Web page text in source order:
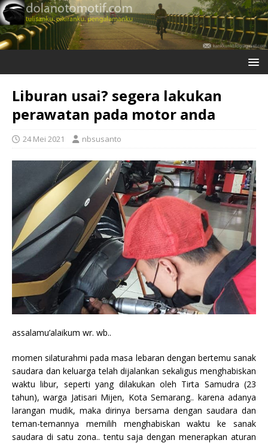
Liburan usai? segera lakukan
perawatan pada motor anda
24 Mei 2021 nbsusanto
assalamu’alaikum wr. wb..
momen silaturahmi pada masa lebaran dengan bertemu sanak
saudara dan keluarga telah dijalankan sekaligus menghabiskan
waktu libur, seperti yang dilakukan oleh Tirta Samudra (23
tahun), warga Jatisari Mijen, Kota Semarang.. karena adanya
larangan mudik, maka dirinya bersama dengan saudara dan
teman-temannya memilih menghabiskan waktu ke sanak
saudara di satu zona.. tentu saja dengan menerapkan aturan